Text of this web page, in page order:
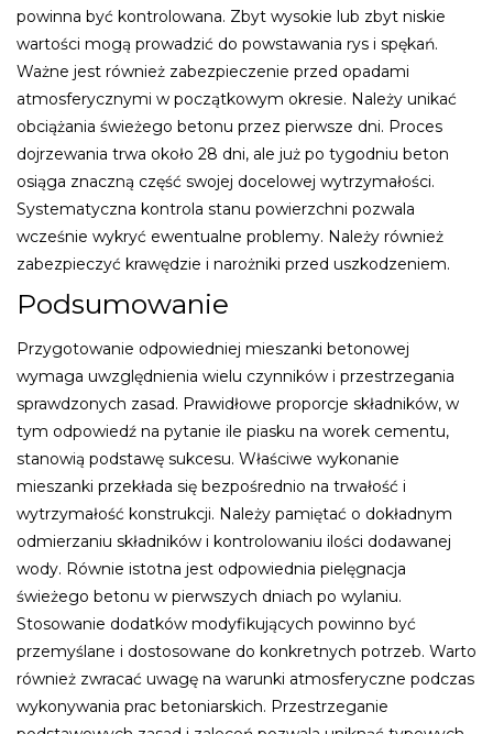
powinna być kontrolowana. Zbyt wysokie lub zbyt niskie
wartości mogą prowadzić do powstawania rys i spękań.
Ważne jest również zabezpieczenie przed opadami
atmosferycznymi w początkowym okresie. Należy unikać
obciążania świeżego betonu przez pierwsze dni. Proces
dojrzewania trwa około 28 dni, ale już po tygodniu beton
osiąga znaczną część swojej docelowej wytrzymałości.
Systematyczna kontrola stanu powierzchni pozwala
wcześnie wykryć ewentualne problemy. Należy również
zabezpieczyć krawędzie i narożniki przed uszkodzeniem.
Podsumowanie
Przygotowanie odpowiedniej mieszanki betonowej
wymaga uwzględnienia wielu czynników i przestrzegania
sprawdzonych zasad. Prawidłowe proporcje składników, w
tym odpowiedź na pytanie ile piasku na worek cementu,
stanowią podstawę sukcesu. Właściwe wykonanie
mieszanki przekłada się bezpośrednio na trwałość i
wytrzymałość konstrukcji. Należy pamiętać o dokładnym
odmierzaniu składników i kontrolowaniu ilości dodawanej
wody. Równie istotna jest odpowiednia pielęgnacja
świeżego betonu w pierwszych dniach po wylaniu.
Stosowanie dodatków modyfikujących powinno być
przemyślane i dostosowane do konkretnych potrzeb. Warto
również zwracać uwagę na warunki atmosferyczne podczas
wykonywania prac betoniarskich. Przestrzeganie